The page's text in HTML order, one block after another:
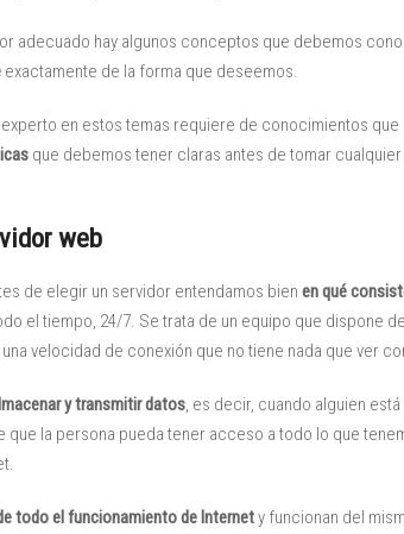
adecuado hay algunos conceptos que debemos
exactamente de la forma que deseemos.
en estos temas requiere de conocimientos
que debemos tener claras antes de tomar
web
de elegir un servidor entendamos bien en qué
el tiempo, 24/7. Se trata de un equipo que dispone
velocidad de conexión que no tiene nada que ver
y transmitir datos, es decir, cuando alguien
la persona pueda tener acceso a todo lo que
todo el funcionamiento de Internety funcionan del